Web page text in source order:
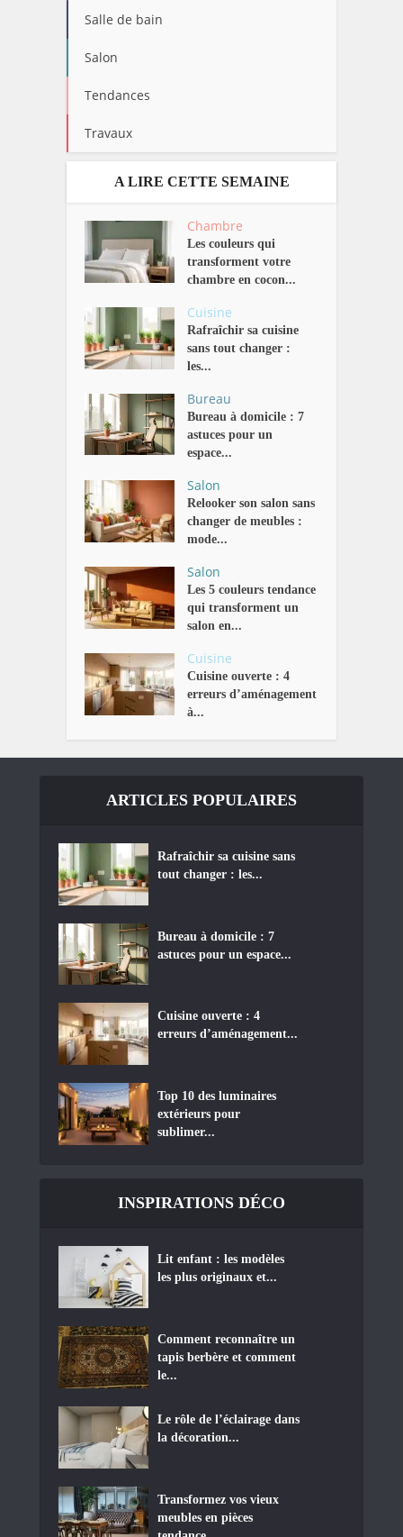
Salle de bain
Salon
Tendances
Travaux
A LIRE CETTE SEMAINE
Chambre
Les couleurs qui
transforment votre
chambre en cocon...
Cuisine
Rafraîchir sa cuisine
sans tout changer :
les...
Bureau
Bureau à domicile : 7
astuces pour un
espace...
Salon
Relooker son salon sans
changer de meubles :
mode...
Salon
Les 5 couleurs tendance
qui transforment un
salon en...
Cuisine
Cuisine ouverte : 4
erreurs d’aménagement
à...
ARTICLES POPULAIRES
Rafraîchir sa cuisine sans
tout changer : les...
Bureau à domicile : 7
astuces pour un espace...
Cuisine ouverte : 4
erreurs d’aménagement...
Top 10 des luminaires
extérieurs pour
sublimer...
INSPIRATIONS DÉCO
Lit enfant : les modèles
les plus originaux et...
Comment reconnaître un
tapis berbère et comment
le...
Le rôle de l’éclairage dans
la décoration...
Transformez vos vieux
meubles en pièces